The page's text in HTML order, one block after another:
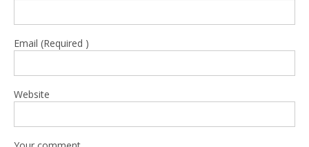
Email (Required )
Website